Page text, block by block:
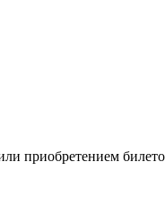
приобретением